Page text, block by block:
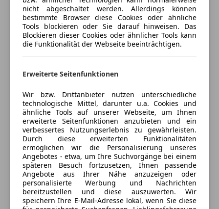
Isofix
Kopfairbag
LED-Scheinwerfer
LED-Tagfahrlicht
Notrufsystem
Seitenairbag
Spurhalteassistent
Zentralverriegelung mit Funkfernbedienung
Extras
Alufelgen
Innenspiegel automatisch abblendend
Sportsitze
Autohaus Liewers Handel und
Service GmbH
4,5Sterne
1100 Wien, AT
Kontakt
Oliver Breinsberg
Alle Fahrzeuge des Anbieters
Anbieter kontaktieren
nicht abgeschaltet werden. Allerdings können
bestimmte Browser diese Cookies oder ähnliche
Tools blockieren oder Sie darauf hinweisen. Das
Blockieren dieser Cookies oder ähnlicher Tools kann
die Funktionalität der Webseite beeinträchtigen.
Erweiterte Seitenfunktionen
Wir bzw. Drittanbieter nutzen unterschiedliche
technologische Mittel, darunter u.a. Cookies und
ähnliche Tools auf unserer Webseite, um Ihnen
erweiterte Seitenfunktionen anzubieten und ein
verbessertes Nutzungserlebnis zu gewährleisten.
Durch diese erweiterten Funktionalitäten
ermöglichen wir die Personalisierung unseres
Angebotes - etwa, um Ihre Suchvorgänge bei einem
späteren Besuch fortzusetzen, Ihnen passende
Angebote aus Ihrer Nähe anzuzeigen oder
personalisierte Werbung und Nachrichten
bereitzustellen und diese auszuwerten. Wir
speichern Ihre E-Mail-Adresse lokal, wenn Sie diese